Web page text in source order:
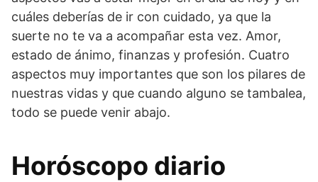
cuáles deberías de ir con cuidado, ya que la
suerte no te va a acompañar esta vez. Amor,
estado de ánimo, finanzas y profesión. Cuatro
aspectos muy importantes que son los pilares de
nuestras vidas y que cuando alguno se tambalea,
todo se puede venir abajo.
Horóscopo diario